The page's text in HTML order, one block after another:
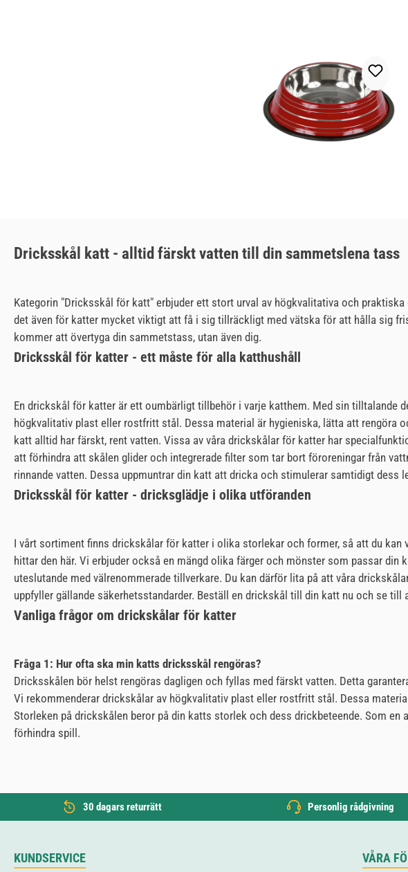
Dricksskål katt - alltid färskt vatten till din sammetslena tass
Kategorin "Dricksskål för katt" erbjuder ett stort urval av högkvalitativa och
det även för katter mycket viktigt att få i sig tillräckligt med vätska för att hålla sig
kommer att övertyga din sammetstass, utan även dig.
Dricksskål för katter - ett måste för alla katthushåll
En drickskål för katter är ett oumbärligt tillbehör i varje katthem. Med sin tilltalande
högkvalitativ plast eller rostfritt stål. Dessa material är hygieniska, lätta att rengöra
katt alltid har färskt, rent vatten. Vissa av våra drickskålar för katter har
att förhindra att skålen glider och integrerade filter som tar bort föroreningar från
rinnande vatten. Dessa uppmuntrar din katt att dricka och stimulerar samtidigt dess
Dricksskål för katter - dricksglädje i olika utföranden
I vårt sortiment finns drickskålar för katter i olika storlekar och former, så att du
hittar den här. Vi erbjuder också en mängd olika färger och mönster som passar
uteslutande med välrenommerade tillverkare. Du kan därför lita på att våra
uppfyller gällande säkerhetsstandarder. Beställ en drickskål till din katt nu och se
Vanliga frågor om drickskålar för katter
Fråga 1: Hur ofta ska min katts dricksskål rengöras?
Dricksskålen bör helst rengöras dagligen och fyllas med färskt vatten. Detta
Vi rekommenderar drickskålar av högkvalitativ plast eller rostfritt stål. Dessa
Storleken på drickskålen beror på din katts storlek och dess drickbeteende. Som
förhindra spill.
30 dagars returrätt Personlig rådgivning
KUNDSERVICE VÅRA